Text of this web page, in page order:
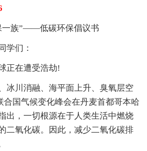
一族”——低碳环保倡议书
学们：
正在遭受浩劫!
冰川消融、海平面上升、臭氧层空
合国气候变化峰会在丹麦首都哥本哈
出，一切根源在于人类生活中燃烧
二氧化碳。因此，减少二氧化碳排